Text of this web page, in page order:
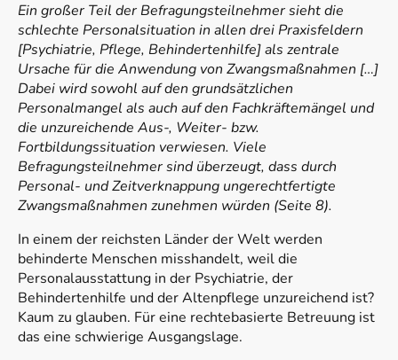
Ein großer Teil der Befragungsteilnehmer sieht die
schlechte Personalsituation in allen drei Praxisfeldern
[Psychiatrie, Pflege, Behindertenhilfe] als zentrale
Ursache für die Anwendung von Zwangsmaßnahmen […]
Dabei wird sowohl auf den grundsätzlichen
Personalmangel als auch auf den Fachkräftemängel und
die unzureichende Aus‑, Weiter- bzw.
Fortbildungssituation verwiesen. Viele
Befragungsteilnehmer sind überzeugt, dass durch
Personal- und Zeitverknappung ungerechtfertigte
Zwangsmaßnahmen zunehmen würden (Seite 8).
In einem der reichsten Länder der Welt werden
behinderte Menschen misshandelt, weil die
Personalausstattung in der Psychiatrie, der
Behindertenhilfe und der Altenpflege unzureichend ist?
Kaum zu glauben. Für eine rechtebasierte Betreuung ist
das eine schwierige Ausgangslage.